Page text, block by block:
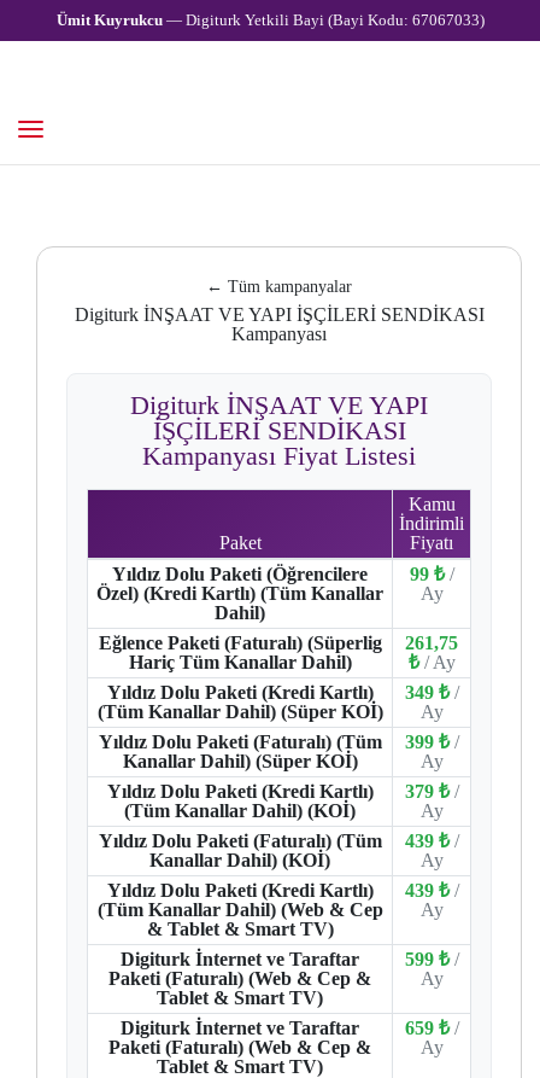
Ümit Kuyrukcu— Digiturk Yetkili Bayi (Bayi Kodu: 67067033)
← Tüm kampanyalar
Digiturk İNŞAAT VE YAPI İŞÇİLERİ SENDİKASI
Kampanyası
Digiturk İNŞAAT VE YAPI
İŞÇİLERİ SENDİKASI
Kampanyası Fiyat Listesi
Paket
Kamu
İndirimli
Fiyatı
Yıldız Dolu Paketi (Öğrencilere
Özel) (Kredi Kartlı) (Tüm Kanallar
Dahil)
99 ₺ /
Ay
Eğlence Paketi (Faturalı) (Süperlig
Hariç Tüm Kanallar Dahil)
261,75
₺ / Ay
Yıldız Dolu Paketi (Kredi Kartlı)
(Tüm Kanallar Dahil) (Süper KOİ)
349 ₺ /
Ay
Yıldız Dolu Paketi (Faturalı) (Tüm
Kanallar Dahil) (Süper KOİ)
399 ₺ /
Ay
Yıldız Dolu Paketi (Kredi Kartlı)
(Tüm Kanallar Dahil) (KOİ)
379 ₺ /
Ay
Yıldız Dolu Paketi (Faturalı) (Tüm
Kanallar Dahil) (KOİ)
439 ₺ /
Ay
Yıldız Dolu Paketi (Kredi Kartlı)
(Tüm Kanallar Dahil) (Web & Cep
& Tablet & Smart TV)
439 ₺ /
Ay
Digiturk İnternet ve Taraftar
Paketi (Faturalı) (Web & Cep &
Tablet & Smart TV)
599 ₺ /
Ay
Digiturk İnternet ve Taraftar
Paketi (Faturalı) (Web & Cep &
Tablet & Smart TV)
659 ₺ /
Ay